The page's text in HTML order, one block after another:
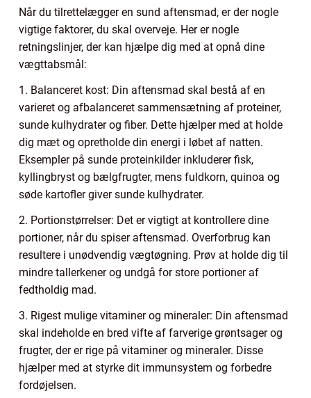
Når du tilrettelægger en sund aftensmad, er der nogle
vigtige faktorer, du skal overveje. Her er nogle
retningslinjer, der kan hjælpe dig med at opnå dine
vægttabsmål:
1. Balanceret kost: Din aftensmad skal bestå af en
varieret og afbalanceret sammensætning af proteiner,
sunde kulhydrater og fiber. Dette hjælper med at holde
dig mæt og opretholde din energi i løbet af natten.
Eksempler på sunde proteinkilder inkluderer fisk,
kyllingbryst og bælgfrugter, mens fuldkorn, quinoa og
søde kartofler giver sunde kulhydrater.
2. Portionstørrelser: Det er vigtigt at kontrollere dine
portioner, når du spiser aftensmad. Overforbrug kan
resultere i unødvendig vægtøgning. Prøv at holde dig til
mindre tallerkener og undgå for store portioner af
fedtholdig mad.
3. Rigest mulige vitaminer og mineraler: Din aftensmad
skal indeholde en bred vifte af farverige grøntsager og
frugter, der er rige på vitaminer og mineraler. Disse
hjælper med at styrke dit immunsystem og forbedre
fordøjelsen.